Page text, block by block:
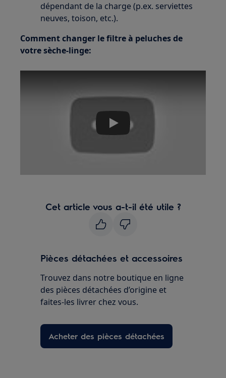
dépendant de la charge (p.ex. serviettes
neuves, toison, etc.).
Comment changer le filtre à peluches de
votre sèche-linge:
Play
Cet article vous a-t-il été utile ?
Pièces détachées et accessoires
Trouvez dans notre boutique en ligne
des pièces détachées d’origine et
faites-les livrer chez vous.
Acheter des pièces détachées